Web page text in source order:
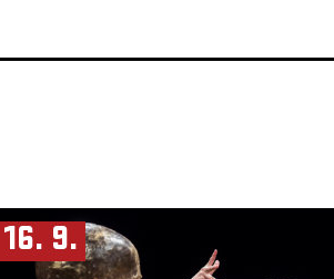
16. 9.